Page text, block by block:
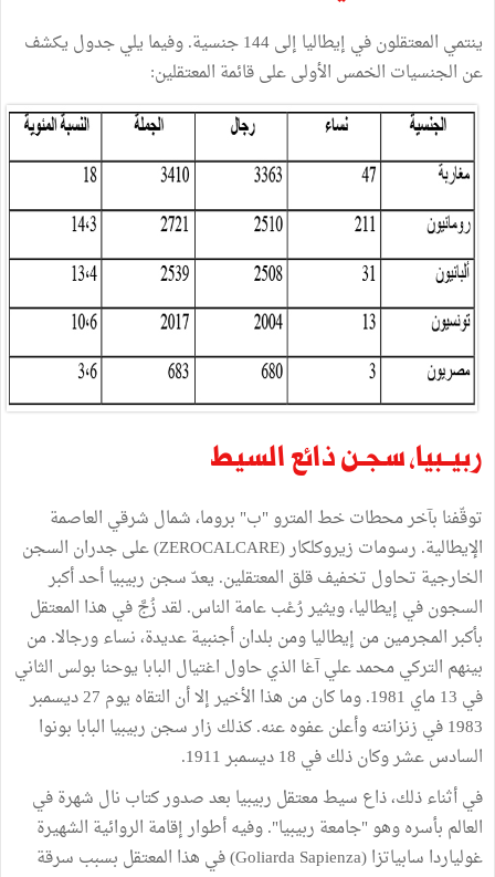
ينتمي المعتقلونفي إيطاليا إلى جنسية.وفيما يليجدول يكشف
عن الجنسيات الخمس الأولىعلىقائمة المعتقلين:
ربيــبيا،سجـن ذائع السيط
توقّفنا بآخرمحطاتخط المترو"ب" بروما،شمال شرقي العاصمة
الإيطالية. رسومات زيروكلكار(
ZEROCALCARE
)علىجدران السجن
الخارجية تحاول تخفيفقلق المعتقلين. يعدّسجن ربيبياأحدأكبر
السجونفي إيطاليا،ويثيررُعْبعامة الناس. لقدزُجَّفي هذا المعتقل
بأكبرالمجرمينمن إيطالياومن بلدانأجنبيةعديدة،نساءورجالا.من
بينهم التركيمحمدعليآغا الذيحاول اغتيال البابا يوحنا بولس الثاني
في 13ماي وماكانمن هذا الأخيرإلاأن التقاه يوم
ديسمبر
1983في زنزانتهوأعلنعفوهعنه.كذلك زارسجن ربيبيا البابا بونوا
السادسعشروكانذلكفي ديسمبر1911.
فيأثناءذلك،ذاع سيطمعتقل ربيبيا بعدصدوركتاب نال شهرةفي
العالم بأسرهوهو"جامعة ربيبيا"
.وفيهأطوارإقامة الروائية الشهيرة
غولياردا سابياتزا(Goliarda Sapienza) في هذا المعتقل بسبب سرقة